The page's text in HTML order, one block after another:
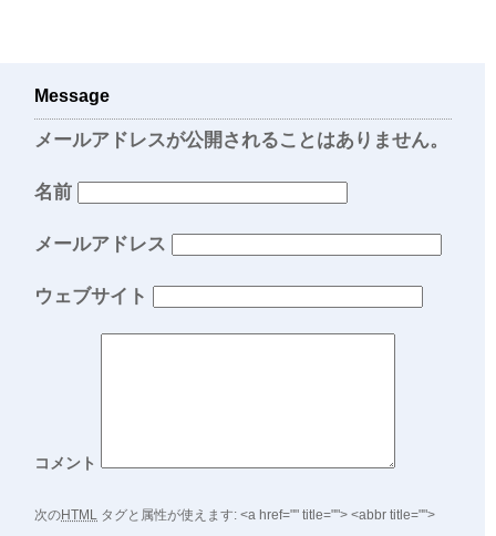
Message
メールアドレスが公開されることはありません。
名前
メールアドレス
ウェブサイト
コメント
次のHTML タグと属性が使えます: <a href="" title=""> <abbr title="">